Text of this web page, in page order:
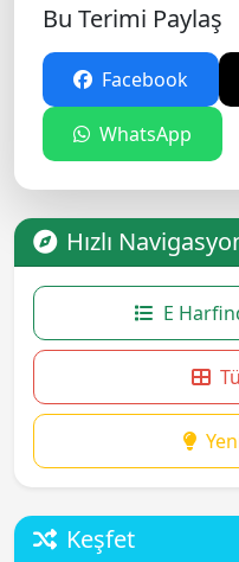
Bu Terimi Paylaş
Facebook
WhatsApp
Hızlı
E
Keşfet